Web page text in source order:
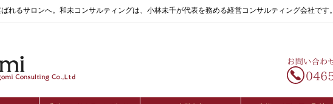
れるサロンへ。和未コンサルティングは、小林未千が代表を務める経営コンサルティング会社です。